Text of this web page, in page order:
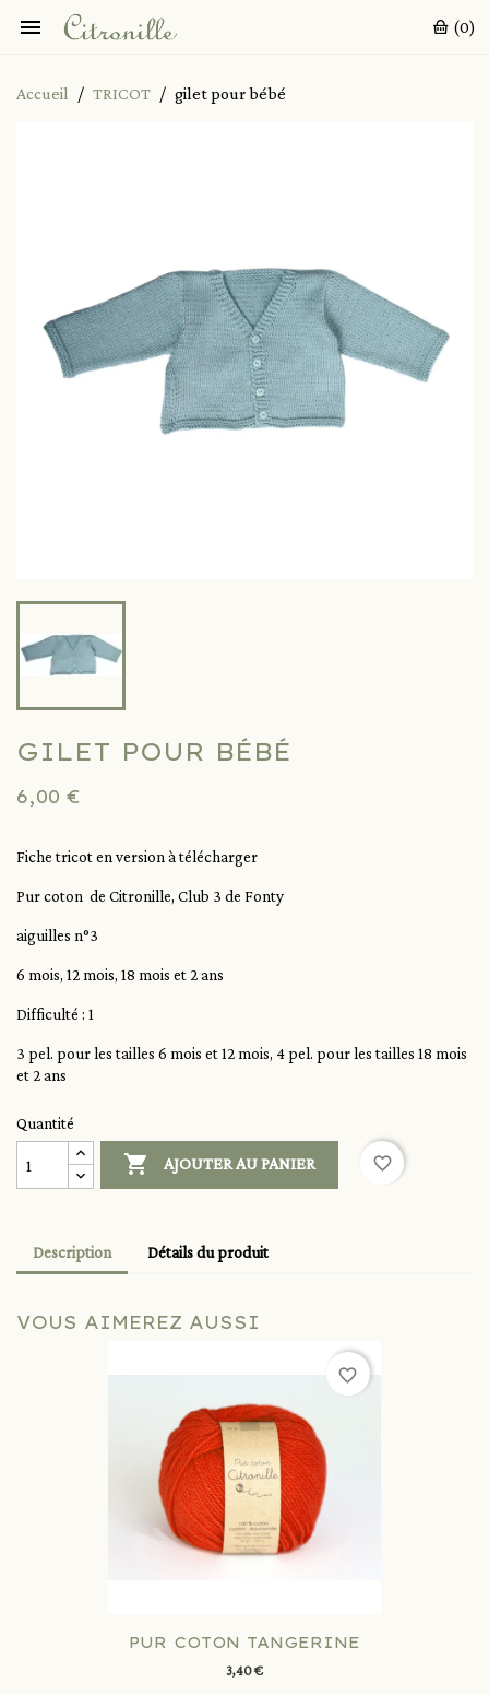
 (0)
Accueil TRICOT gilet pour bébé
GILET POUR BÉBÉ
6,00 €
Fiche tricot en version à télécharger
Pur coton de Citronille, Club 3 de Fonty
aiguilles n°3
6 mois, 12 mois, 18 mois et 2 ans
Difficulté : 1
3 pel. pour les tailles 6 mois et 12 mois, 4 pel. pour les tailles 18 mois
et 2 ans
Quantité
 AJOUTER AU PANIER favorite_border
Description Détails du produit
VOUS AIMEREZ AUSSI
PUR COTON TANGERINE
3,40 €
favorite_border